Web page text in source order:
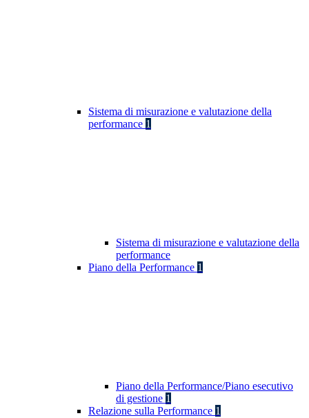
Sistema di misurazione e valutazione della
performance 1
Sistema di misurazione e valutazione della
performance
Piano della Performance 1
Piano della Performance/Piano esecutivo
di gestione 1
Relazione sulla Performance 1